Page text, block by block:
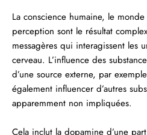
La conscience humaine, le
perception sont le résultat
messagères qui interagissent les
cerveau. L’influence des
d’une source externe, par
également influencer d’autres
apparemment non impliquées.
Cela inclut la dopamine d’une